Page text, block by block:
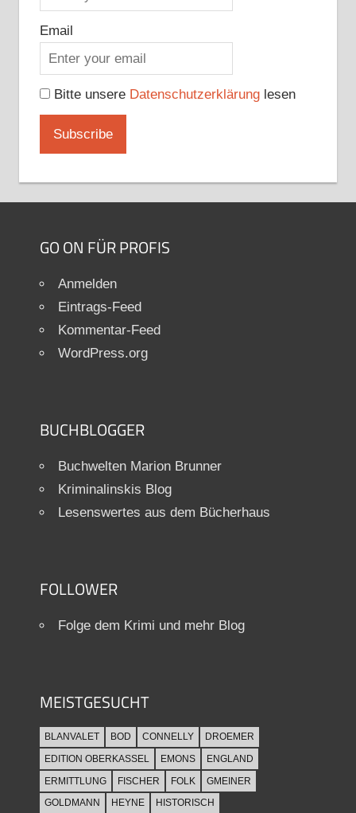
Email
Bitte unsere Datenschutzerklärunglesen
GO ON FÜR PROFIS
Anmelden
Eintrags-Feed
Kommentar-Feed
WordPress.org
BUCHBLOGGER
Buchwelten Marion Brunner
Kriminalinskis Blog
Lesenswertes aus dem Bücherhaus
FOLLOWER
Folge dem Krimi und mehr Blog
MEISTGESUCHT
BLANVALET BOD CONNELLY
DROEMER
EDITION OBERKASSEL
EMONS
ENGLAND
ERMITTLUNG
FISCHER FOLK
GMEINER
GOLDMANN
HEYNE HISTORISCH